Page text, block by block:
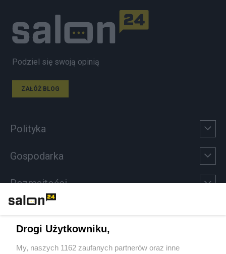
Podziel się swoją opinią
ZAŁÓŻ BLOG
Polityka
Gospodarka
Rozmaitości
Sport
Drogi Użytkowniku,
My, naszych 1162 zaufanych partnerów oraz inne